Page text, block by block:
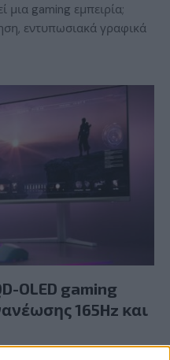
μια gaming εμπειρία;
εντυπωσιακά γραφικά
OLED gaming
165Hz και